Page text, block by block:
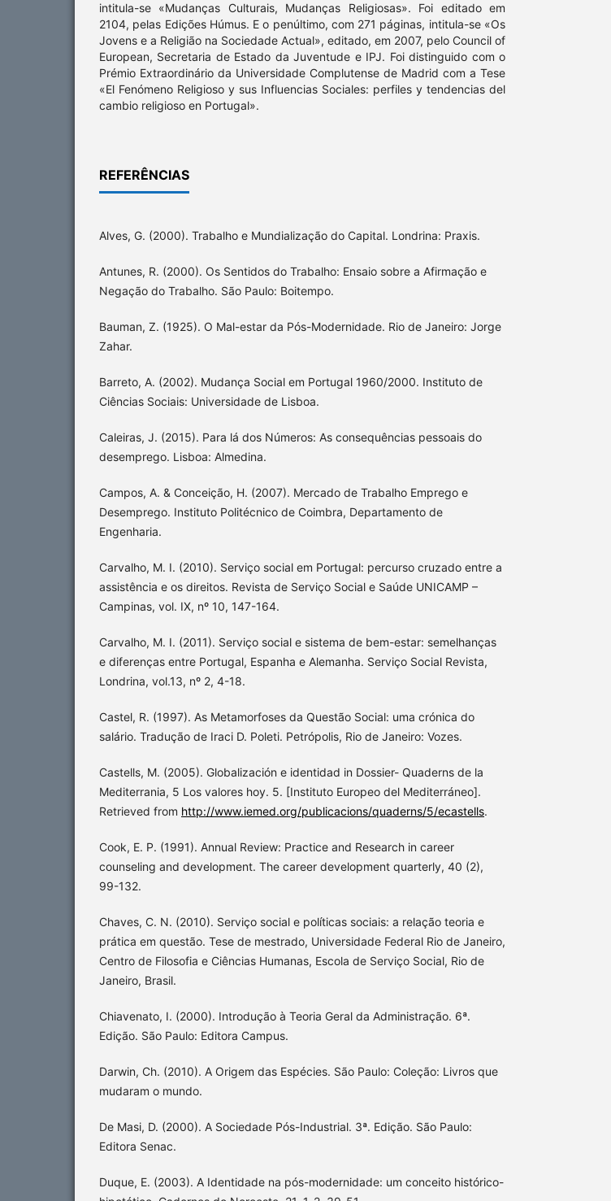
intitula-se «Mudanças Culturais, Mudanças Religiosas». Foi editado em
2104, pelas Edições Húmus. E o penúltimo, com 271 páginas, intitula-se «Os
Jovens e a Religião na Sociedade Actual», editado, em 2007, pelo Council of
European, Secretaria de Estado da Juventude e IPJ. Foi distinguido com o
Prémio Extraordinário da Universidade Complutense de Madrid com a Tese
«El Fenómeno Religioso y sus Influencias Sociales: perfiles y tendencias del
cambio religioso en Portugal».
REFERÊNCIAS
Alves, G. (2000). Trabalho e Mundialização do Capital. Londrina: Praxis.
Antunes, R. (2000). Os Sentidos do Trabalho: Ensaio sobre a Afirmação e
Negação do Trabalho. São Paulo: Boitempo.
Bauman, Z. (1925). O Mal-estar da Pós-Modernidade. Rio de Janeiro: Jorge
Zahar.
Barreto, A. (2002). Mudança Social em Portugal 1960/2000. Instituto de
Ciências Sociais: Universidade de Lisboa.
Caleiras, J. (2015). Para lá dos Números: As consequências pessoais do
desemprego. Lisboa: Almedina.
Campos, A. & Conceição, H. (2007). Mercado de Trabalho Emprego e
Desemprego. Instituto Politécnico de Coimbra, Departamento de
Engenharia.
Carvalho, M. I. (2010). Serviço social em Portugal: percurso cruzado entre a
assistência e os direitos. Revista de Serviço Social e Saúde UNICAMP –
Campinas, vol. IX, nº 10, 147-164.
Carvalho, M. I. (2011). Serviço social e sistema de bem-estar: semelhanças
e diferenças entre Portugal, Espanha e Alemanha. Serviço Social Revista,
Londrina, vol.13, nº 2, 4-18.
Castel, R. (1997). As Metamorfoses da Questão Social: uma crónica do
salário. Tradução de Iraci D. Poleti. Petrópolis, Rio de Janeiro: Vozes.
Castells, M. (2005). Globalización e identidad in Dossier- Quaderns de la
Mediterrania, 5 Los valores hoy. 5. [Instituto Europeo del Mediterráneo].
Retrieved from http://www.iemed.org/publicacions/quaderns/5/ecastells.
Cook, E. P. (1991). Annual Review: Practice and Research in career
counseling and development. The career development quarterly, 40 (2),
99-132.
Chaves, C. N. (2010). Serviço social e políticas sociais: a relação teoria e
prática em questão. Tese de mestrado, Universidade Federal Rio de Janeiro,
Centro de Filosofia e Ciências Humanas, Escola de Serviço Social, Rio de
Janeiro, Brasil.
Chiavenato, I. (2000). Introdução à Teoria Geral da Administração. 6ª.
Edição. São Paulo: Editora Campus.
Darwin, Ch. (2010). A Origem das Espécies. São Paulo: Coleção: Livros que
mudaram o mundo.
De Masi, D. (2000). A Sociedade Pós-Industrial. 3ª. Edição. São Paulo:
Editora Senac.
Duque, E. (2003). A Identidade na pós-modernidade: um conceito histórico-